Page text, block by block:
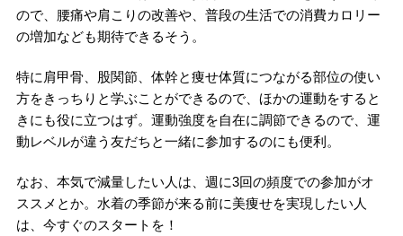
ので、腰痛や肩こりの改善や、普段の生活での消費カロリー
の増加なども期待できるそう。
特に肩甲骨、股関節、体幹と痩せ体質につながる部位の使い
方をきっちりと学ぶことができるので、ほかの運動をすると
きにも役に立つはず。運動強度を自在に調節できるので、運
動レベルが違う友だちと一緒に参加するのにも便利。
なお、本気で減量したい人は、週に3回の頻度での参加がオ
ススメとか。水着の季節が来る前に美痩せを実現したい人
は、今すぐのスタートを！